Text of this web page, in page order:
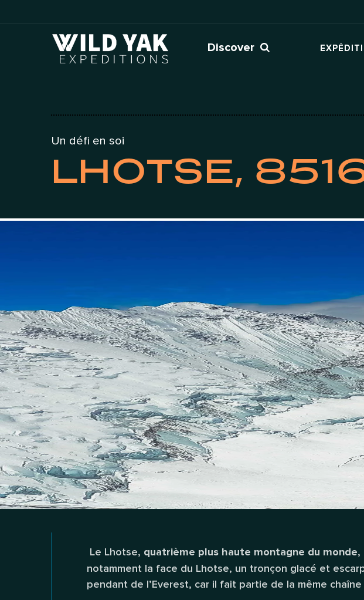
Discover
Un défi en soi
LHOTSE,
Le Lhotse, quatrième plus haute montagne du monde,
notamment la face du Lhotse, un tronçon glacé et
pendant de l’Everest, car il fait partie de la même